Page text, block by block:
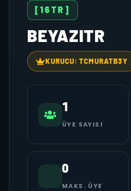
[16TR]
BEYAZITR
KURUCU: TCMURATB3Y
1
ÜYE SAYISI
0
MAKS. ÜYE